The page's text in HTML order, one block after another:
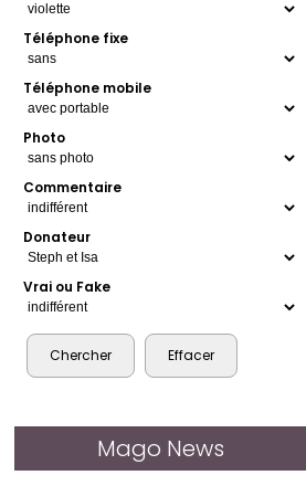
Téléphone fixe
Téléphone mobile
Photo
Commentaire
Donateur
Vrai ou Fake
Mago News